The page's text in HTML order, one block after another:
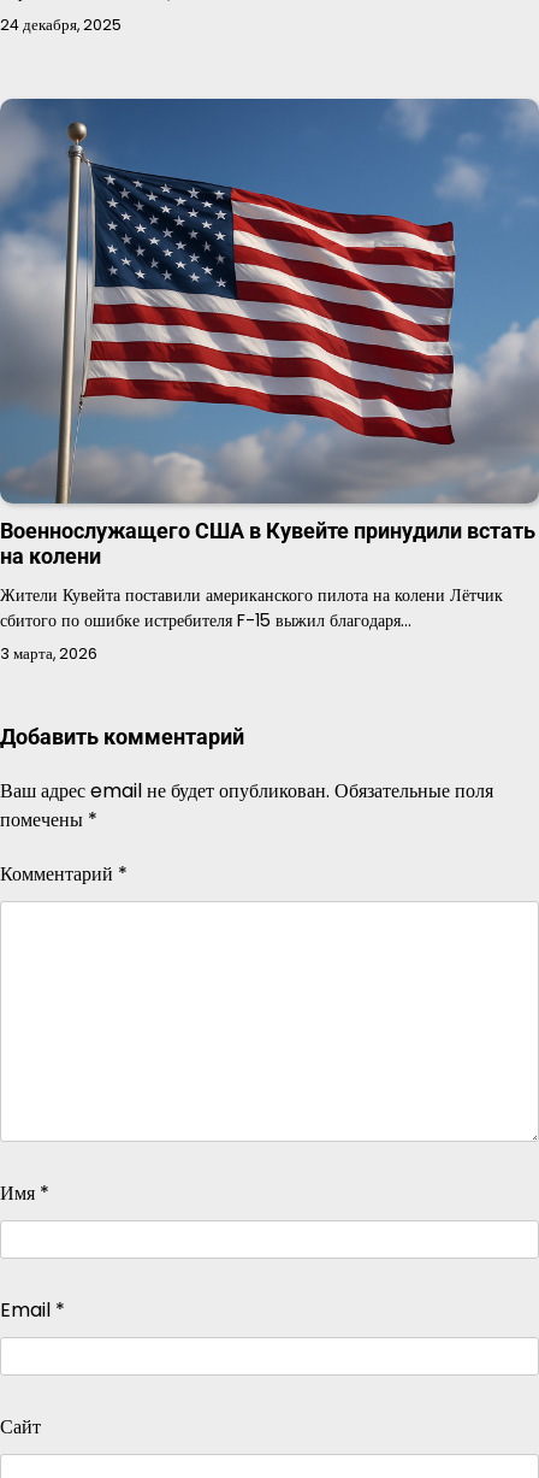
24 декабря, 2025
Военнослужащего США в Кувейте принудили встать
на колени
Жители Кувейта поставили американского пилота на колени Лётчик
сбитого по ошибке истребителя F-15 выжил благодаря…
3 марта, 2026
Добавить комментарий
Ваш адрес email не будет опубликован. Обязательные поля
помечены *
Комментарий *
Имя *
Email *
Сайт